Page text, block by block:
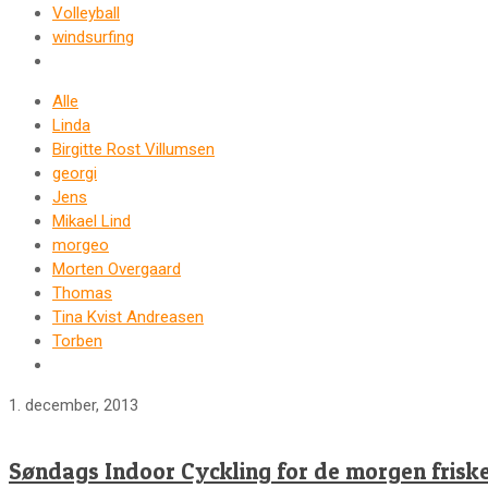
Volleyball
windsurfing
Alle
Linda
Birgitte Rost Villumsen
georgi
Jens
Mikael Lind
morgeo
Morten Overgaard
Thomas
Tina Kvist Andreasen
Torben
1. december, 2013
Søndags Indoor Cyckling for de morgen